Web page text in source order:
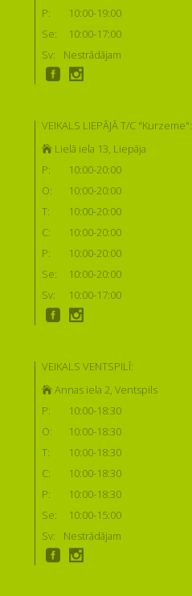
P:
10:00-19:00
Se:
10:00-17:00
Sv:
Nestrādājam
VEIKALS LIEPĀJĀ T/C "Kurzeme":
Lielā iela 13, Liepāja
P:
10:00-20:00
O:
10:00-20:00
T:
10:00-20:00
C:
10:00-20:00
P:
10:00-20:00
Se:
10:00-20:00
Sv:
10:00-17:00
VEIKALS VENTSPILĪ:
Annas iela 2, Ventspils
P:
10:00-18:30
O:
10:00-18:30
T:
10:00-18:30
C:
10:00-18:30
P:
10:00-18:30
Se:
10:00-15:00
Sv:
Nestrādājam